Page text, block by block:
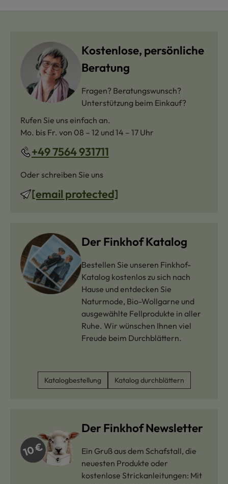
Kostenlose, persönliche
Beratung
Fragen? Beratungswunsch?
Unterstützung beim Einkauf?
Rufen Sie uns einfach an.
Mo. bis Fr. von 08 – 12 und 14 – 17 Uhr
+49 7564 931711
Oder schreiben Sie uns
[email protected]
Der Finkhof Katalog
Bestellen Sie unseren Finkhof-
Katalog kostenlos zu sich nach
Hause und entdecken Sie
Naturmode, Bio-Wollgarne und
ausgewählte Fellprodukte in aller
Ruhe. Wir wünschen Ihnen viel
Freude beim Durchblättern.
Katalogbestellung Katalog durchblättern
Der Finkhof Newsletter
Ein Gruß aus dem Schafstall, die
neuesten Produkte oder
kostenlose Strickanleitungen: Mit